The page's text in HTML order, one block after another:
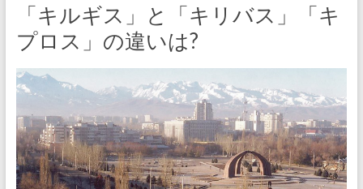
「キルギス」と「キリバス」「キ
プロス」の違いは?